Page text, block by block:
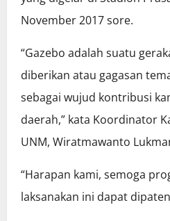
November 2017 sore.
“Gazebo adalah suatu
diberikan atau gagasan
sebagai wujud kontribusi
daerah,” kata Koordinator
UNM, Wiratmawanto
“Harapan kami, semoga
laksanakan ini dapat